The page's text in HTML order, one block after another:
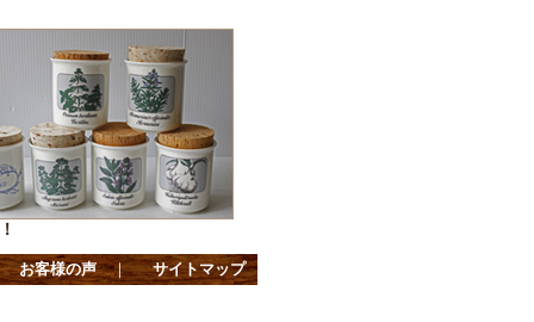
お客様の声 ｜ サイトマップ